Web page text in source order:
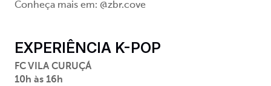
Conheça mais em: @zbr.cove
EXPERIÊNCIA K-POP
FC VILA CURUÇÁ
10h às 16h